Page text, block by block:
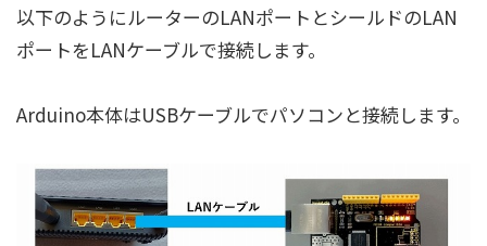
以下のようにルーターのLANポートとシールドのLAN
ポートをLANケーブルで接続します。
Arduino本体はUSBケーブルでパソコンと接続します。